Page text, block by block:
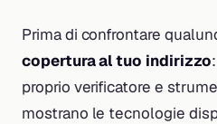
Prima di confrontare
copertura al tuo indirizzo
proprio verificatore e
mostrano le tecnologie